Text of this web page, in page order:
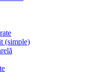
(simple)